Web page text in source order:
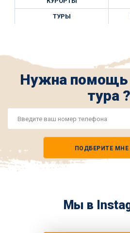
ТУРЫ
Нужна помощь
тура ?
ПОДБЕРИТЕ МНЕ
Мы в